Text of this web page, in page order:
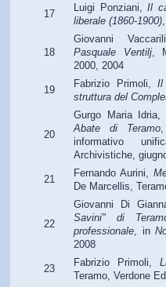
17
Luigi Ponziani,Il
liberale (1860-1900)
18
Giovanni
Pasquale Ventilj,
2000, 2004
19
Fabrizio Primoli, Il
struttura del
20
Gurgo Maria Idria,
Abate di Teramo
informativo
Archivistiche,
21
Fernando Aurini,
De Marcellis,
22
Giovanni Di
Savini" di
professionale, in
2008
23
Fabrizio Primoli,
Teramo, Verdone